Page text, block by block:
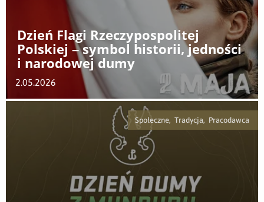
Dzień Flagi Rzeczypospolitej
Polskiej – symbol historii, jedności
i narodowej dumy
2.05.2026
Społeczne, Tradycja, Pracodawca